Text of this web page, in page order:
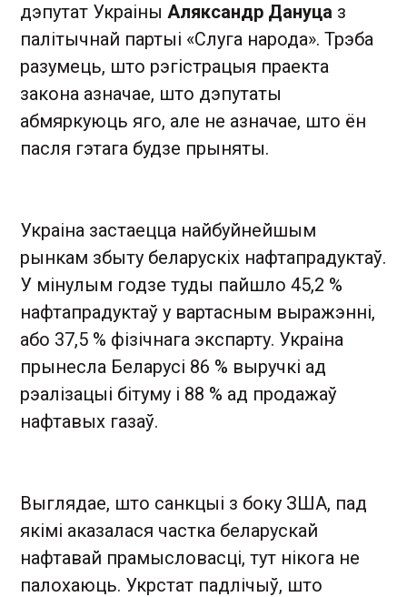
дэпутат Украіны Аляксандр Дануца з
палітычнай партыі «Слуга народа». Трэба
разумець, што рэгістрацыя праекта
закона азначае, што дэпутаты
абмяркуюць яго, але не азначае, што ён
пасля гэтага будзе прыняты.
Украіна застаецца найбуйнейшым
рынкам збыту беларускіх нафтапрадуктаў.
У мінулым годзе туды пайшло 45,2 %
нафтапрадуктаў у вартасным выражэнні,
або 37,5 % фізічнага экспарту. Украіна
прынесла Беларусі 86 % выручкі ад
рэалізацыі бітуму і 88 % ад продажаў
нафтавых газаў.
Выглядае, што санкцыі з боку ЗША, пад
якімі аказалася частка беларускай
нафтавай прамысловасці, тут нікога не
палохаюць. Укрстат падлічыў, што